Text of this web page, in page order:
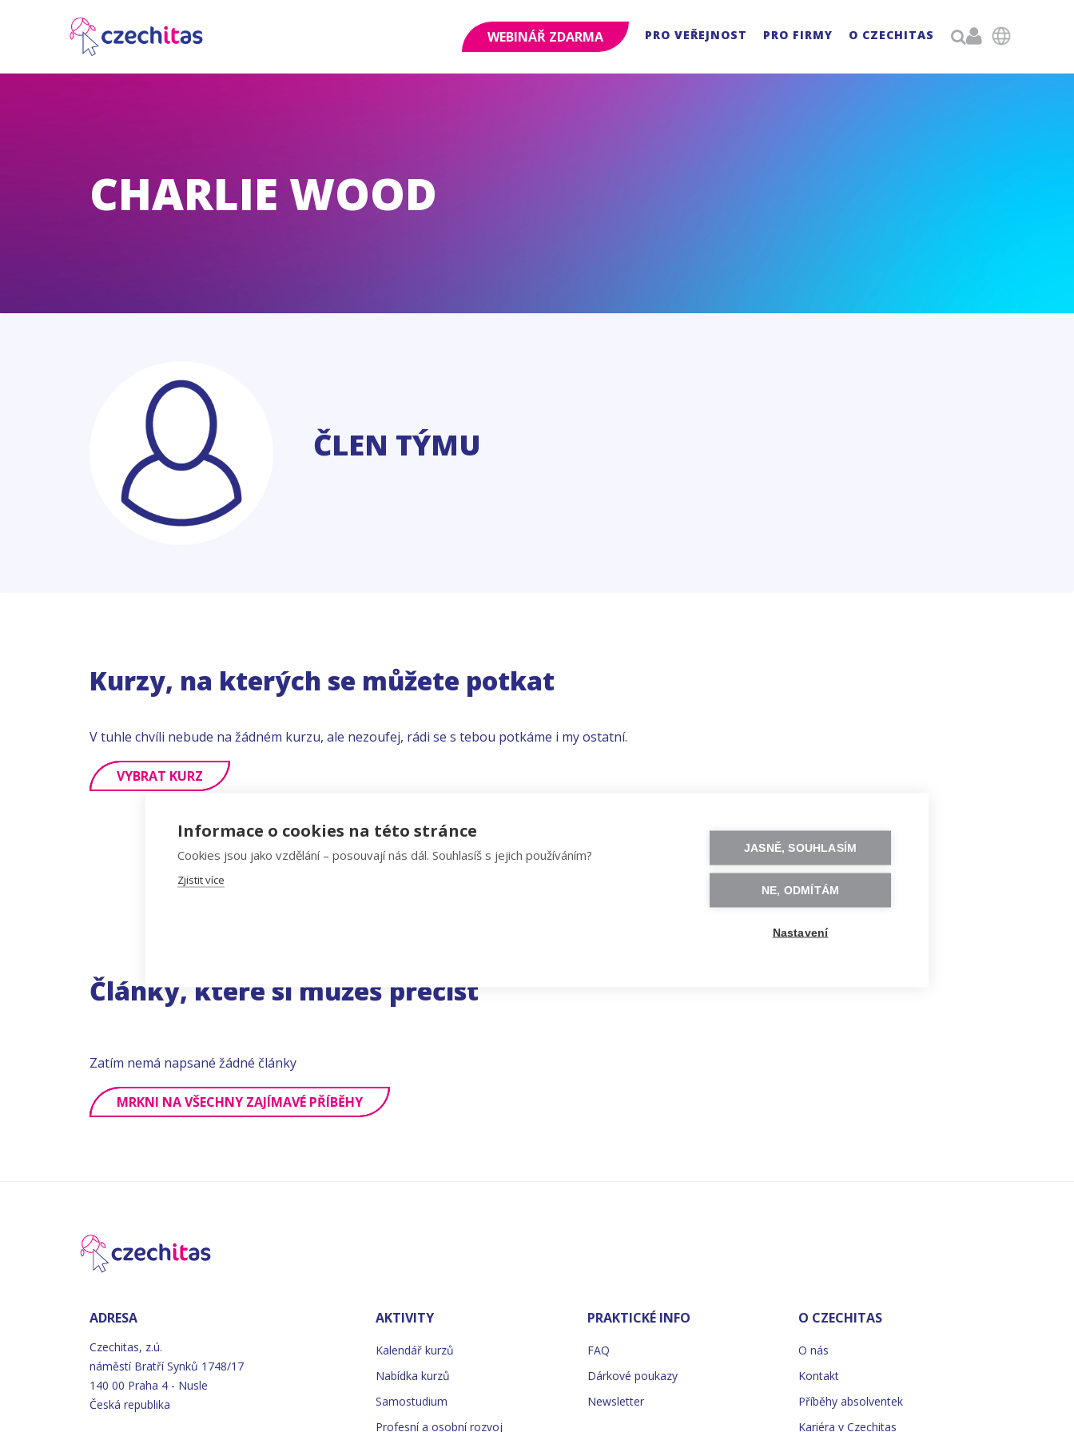
WEBINÁŘ ZDARMA PRO VEŘEJNOST PRO FIRMY O CZECHITAS 
CHARLIE WOOD
ČLEN TÝMU
Kurzy, na kterých se můžete potkat
V tuhle chvíli nebude na žádném kurzu, ale nezoufej, rádi se s tebou potkáme i my ostatní.
VYBRAT KURZ
Články, které si můžeš přečíst
Zatím nemá napsané žádné články
MRKNI NA VŠECHNY ZAJÍMAVÉ PŘÍBĚHY
ADRESA
Czechitas, z.ú.
náměstí Bratří Synků 1748/17
140 00 Praha 4 - Nusle
Česká republika
AKTIVITY
Kalendář kurzů
Nabídka kurzů
Samostudium
Profesní a osobní rozvoj
PRAKTICKÉ INFO
FAQ
Dárkové poukazy
Newsletter
O CZECHITAS
O nás
Kontakt
Příběhy absolventek
Kariéra v Czechitas
Informace o cookies na této stránce
Cookies jsou jako vzdělání – posouvají nás dál. Souhlasíš s jejich používáním?
Zjistit více
JASNĚ, SOUHLASÍM
NE, ODMÍTÁM
Nastavení